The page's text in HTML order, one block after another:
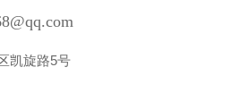
凯旋路5号